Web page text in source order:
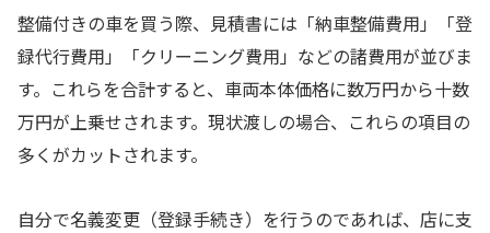
整備付きの車を買う際、見積書には「納車整備費用」「登
録代行費用」「クリーニング費用」などの諸費用が並びま
す。これらを合計すると、車両本体価格に数万円から十数
万円が上乗せされます。現状渡しの場合、これらの項目の
多くがカットされます。
自分で名義変更（登録手続き）を行うのであれば、店に支